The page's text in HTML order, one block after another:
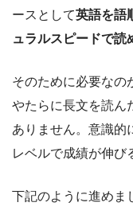
ースとして英語を語
ュラルスピードで読
そのために必要なの
やたらに長文を読ん
ありません。意識的
レベルで成績が伸び
下記のように進めま